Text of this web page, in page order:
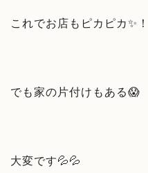
これでお店もピカピカ✨！
でも家の片付けもある😱
大変です💦💦